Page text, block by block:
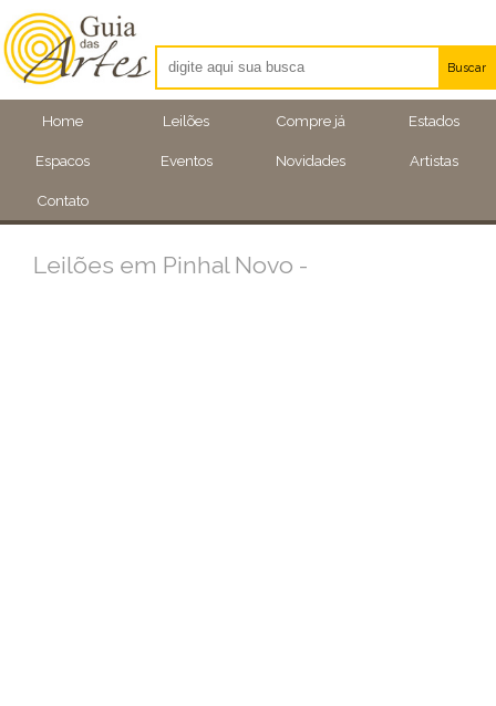
Home Leilões Compre já Estados
Espacos Eventos Novidades Artistas
Contato
Buscar
Artistas
Eventos
Leilões em Pinhal Novo -